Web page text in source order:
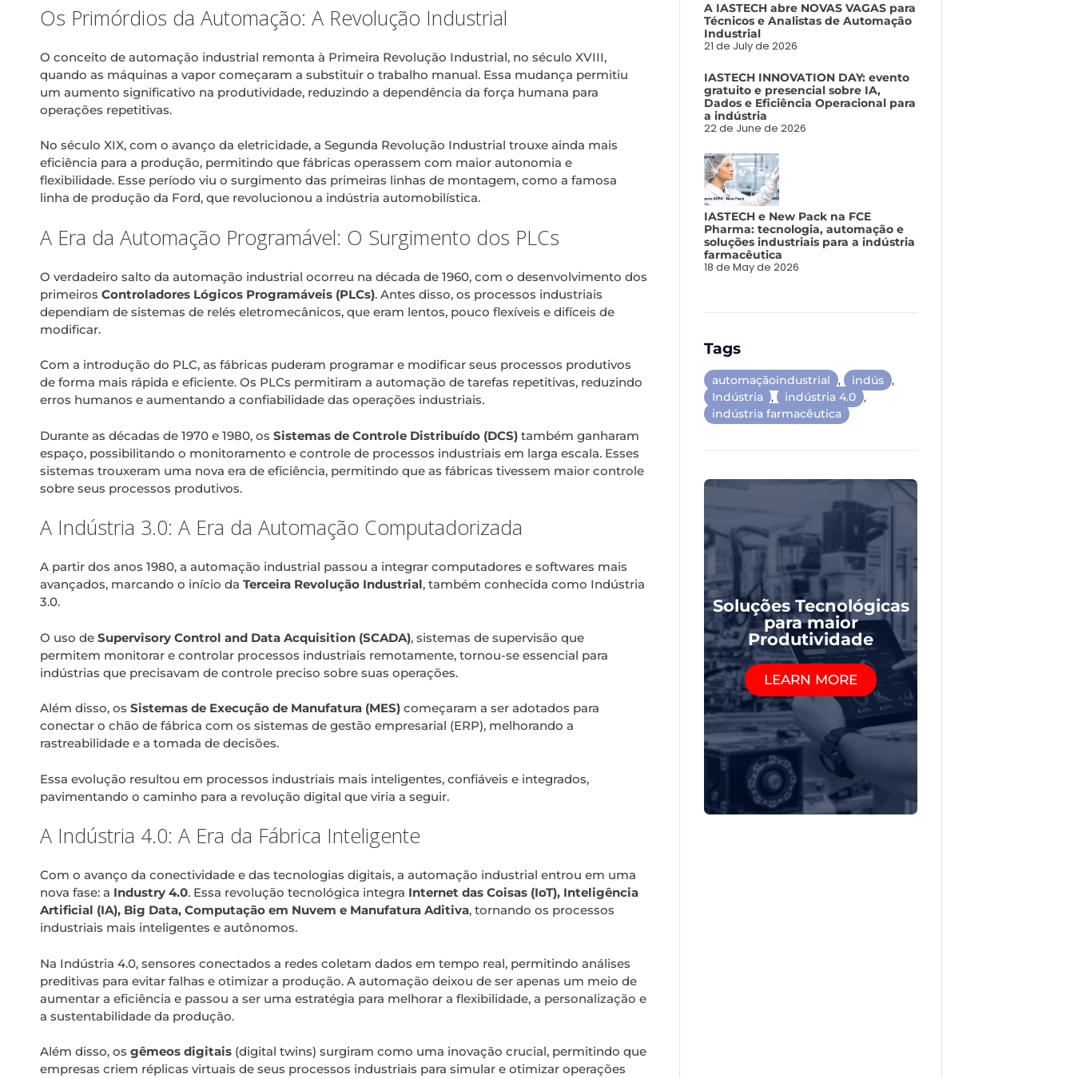
Os Primórdios da Automação: A Revolução Industrial
O conceito de automação industrial remonta à Primeira Revolução Industrial, no século XVIII,
quando as máquinas a vapor começaram a substituir o trabalho manual. Essa mudança permitiu
um aumento significativo na produtividade, reduzindo a dependência da força humana para
operações repetitivas.
No século XIX, com o avanço da eletricidade, a Segunda Revolução Industrial trouxe ainda mais
eficiência para a produção, permitindo que fábricas operassem com maior autonomia e
flexibilidade. Esse período viu o surgimento das primeiras linhas de montagem, como a famosa
linha de produção da Ford, que revolucionou a indústria automobilística.
A Era da Automação Programável: O Surgimento dos PLCs
O verdadeiro salto da automação industrial ocorreu na década de 1960, com o desenvolvimento dos
primeiros Controladores Lógicos Programáveis (PLCs). Antes disso, os processos industriais
dependiam de sistemas de relés eletromecânicos, que eram lentos, pouco flexíveis e difíceis de
modificar.
Com a introdução do PLC, as fábricas puderam programar e modificar seus processos produtivos
de forma mais rápida e eficiente. Os PLCs permitiram a automação de tarefas repetitivas, reduzindo
erros humanos e aumentando a confiabilidade das operações industriais.
Durante as décadas de 1970 e 1980, os Sistemas de Controle Distribuído (DCS) também ganharam
espaço, possibilitando o monitoramento e controle de processos industriais em larga escala. Esses
sistemas trouxeram uma nova era de eficiência, permitindo que as fábricas tivessem maior controle
sobre seus processos produtivos.
A Indústria 3.0: A Era da Automação Computadorizada
A partir dos anos 1980, a automação industrial passou a integrar computadores e softwares mais
avançados, marcando o início da Terceira Revolução Industrial, também conhecida como Indústria
3.0.
O uso de Supervisory Control and Data Acquisition (SCADA), sistemas de supervisão que
permitem monitorar e controlar processos industriais remotamente, tornou-se essencial para
indústrias que precisavam de controle preciso sobre suas operações.
Além disso, os Sistemas de Execução de Manufatura (MES) começaram a ser adotados para
conectar o chão de fábrica com os sistemas de gestão empresarial (ERP), melhorando a
rastreabilidade e a tomada de decisões.
Essa evolução resultou em processos industriais mais inteligentes, confiáveis e integrados,
pavimentando o caminho para a revolução digital que viria a seguir.
A Indústria 4.0: A Era da Fábrica Inteligente
Com o avanço da conectividade e das tecnologias digitais, a automação industrial entrou em uma
nova fase: a Industry 4.0. Essa revolução tecnológica integra Internet das Coisas (IoT), Inteligência
Artificial (IA), Big Data, Computação em Nuvem e Manufatura Aditiva, tornando os processos
industriais mais inteligentes e autônomos.
Na Indústria 4.0, sensores conectados a redes coletam dados em tempo real, permitindo análises
preditivas para evitar falhas e otimizar a produção. A automação deixou de ser apenas um meio de
aumentar a eficiência e passou a ser uma estratégia para melhorar a flexibilidade, a personalização e
a sustentabilidade da produção.
Além disso, os gêmeos digitais (digital twins) surgiram como uma inovação crucial, permitindo que
empresas criem réplicas virtuais de seus processos industriais para simular e otimizar operações
A IASTECH abre NOVAS VAGAS para
Técnicos e Analistas de Automação
Industrial
21 de July de 2026
IASTECH INNOVATION DAY: evento
gratuito e presencial sobre IA,
Dados e Eficiência Operacional para
a indústria
22 de June de 2026
IASTECH e New Pack na FCE
Pharma: tecnologia, automação e
soluções industriais para a indústria
farmacêutica
18 de May de 2026
Tags
automaçãoindustrial , indús ,
Indústria
, indústria 4.0 ,
indústria farmacêutica
Soluções Tecnológicas
para maior
Produtividade
LEARN MORE